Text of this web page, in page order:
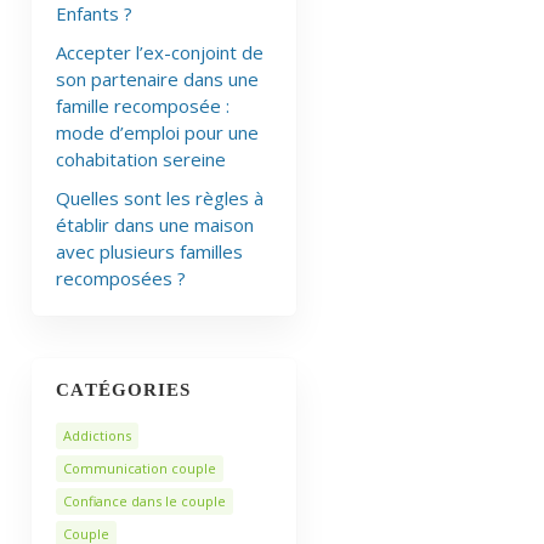
Enfants ?
Accepter l’ex-conjoint de
son partenaire dans une
famille recomposée :
mode d’emploi pour une
cohabitation sereine
Quelles sont les règles à
établir dans une maison
avec plusieurs familles
recomposées ?
CATÉGORIES
Addictions
Communication couple
Confiance dans le couple
Couple